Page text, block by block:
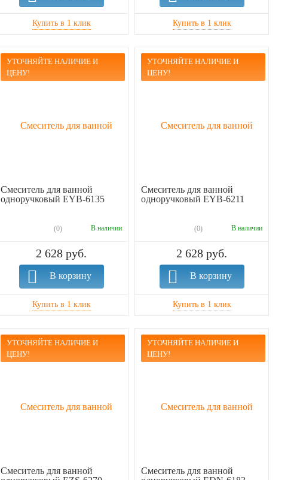
УТОЧНЯЙТЕ НАЛИЧИЕ И
ЦЕНУ!
Смеситель для ванной
одноручковый EYB-6135
(0) В наличии
2 628 руб.
В корзину
УТОЧНЯЙТЕ НАЛИЧИЕ И
ЦЕНУ!
Смеситель для ванной
одноручковый EYB-6211
(0) В наличии
2 628 руб.
В корзину
УТОЧНЯЙТЕ НАЛИЧИЕ И
ЦЕНУ!
Смеситель для ванной
УТОЧНЯЙТЕ НАЛИЧИЕ И
ЦЕНУ!
Смеситель для ванной